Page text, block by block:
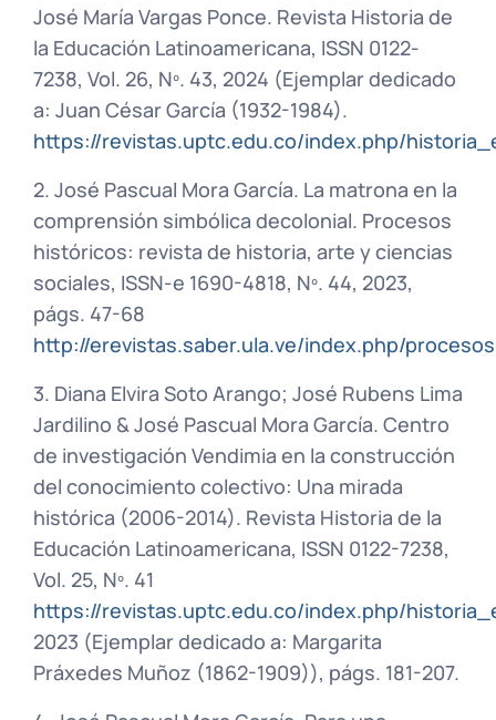
José María Vargas Ponce. Revista Historia de
la Educación Latinoamericana, ISSN 0122-
7238, Vol. 26, Nº. 43, 2024 (Ejemplar dedicado
a: Juan César García (1932-1984).
https://revistas.uptc.edu.co/index.php/
2. José Pascual Mora García. La matrona en la
comprensión simbólica decolonial. Procesos
históricos: revista de historia, arte y ciencias
sociales, ISSN-e 1690-4818, Nº. 44, 2023,
págs. 47-68
http://erevistas.saber.ula.ve/index.php/
3. Diana Elvira Soto Arango; José Rubens Lima
Jardilino & José Pascual Mora García. Centro
de investigación Vendimia en la construcción
del conocimiento colectivo: Una mirada
histórica (2006-2014). Revista Historia de la
Educación Latinoamericana, ISSN 0122-7238,
Vol. 25, Nº. 41
https://revistas.uptc.edu.co/index.php/
2023 (Ejemplar dedicado a: Margarita
Práxedes Muñoz (1862-1909)), págs. 181-207.